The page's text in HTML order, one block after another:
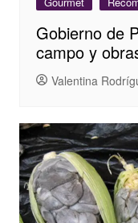
Gobierno de
campo y
Valentina